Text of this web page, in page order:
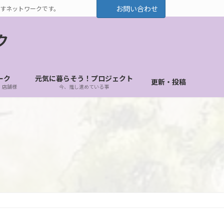
ットワークです。 お問い合わせ
ク
店舗様
元気に暮らそう！プロジェクト
今、推し進めている事 更新・投稿